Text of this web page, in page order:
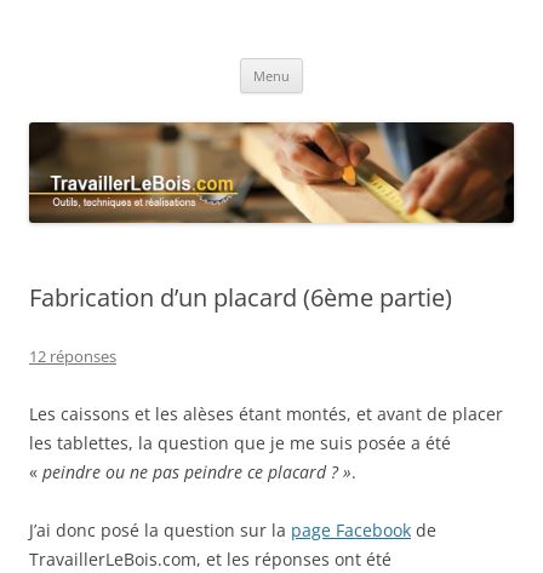
Menu
Fabrication d’un placard (6ème partie)
12 réponses
Les caissons et les alèses étant montés, et avant de placer
les tablettes, la question que je me suis posée a été
« peindre ou ne pas peindre ce placard ? ».
J’ai donc posé la question sur la page Facebook de
TravaillerLeBois.com, et les réponses ont été